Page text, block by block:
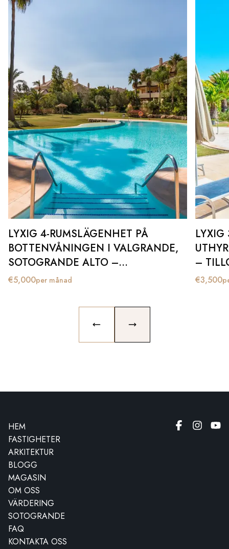
LYXIG 4-RUMSLÄGENHET PÅ
BOTTENVÅNINGEN I VALGRANDE,
SOTOGRANDE ALTO –
TILLGÄNGLIG FÖR LÅNGTIDSHYRA
€5,000per månad
LYXIG
–
APRIL
€3,500
PREVIOUS SLIDENEXT SLIDE
HEM
FASTIGHETER
ARKITEKTUR
BLOGG
MAGASIN
OM OSS
VÄRDERING
SOTOGRANDE
FAQ
KONTAKTA OSS